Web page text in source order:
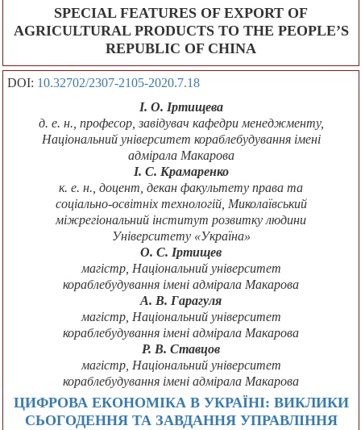
SPECIAL FEATURES OF EXPORT OF
AGRICULTURAL PRODUCTS TO THE PEOPLE’S
REPUBLIC OF CHINA
DOI: 10.32702/2307-2105-2020.7.18
І. О. Іртищева
д. е. н., професор, завідувач кафедри менеджменту,
Національний університет кораблебудування імені
адмірала Макарова
І. С. Крамаренко
к. е. н., доцент, декан факультету права та
соціально-освітніх технологій, Миколаївський
міжрегіональний інститут розвитку людини
Університету «Україна»
О. С. Іртищев
магістр, Національний університет
кораблебудування імені адмірала Макарова
А. В. Гарагуля
магістр, Національний університет
кораблебудування імені адмірала Макарова
Р. В. Ставцов
магістр, Національний університет
кораблебудування імені адмірала Макарова
ЦИФРОВА ЕКОНОМІКА В УКРАЇНІ: ВИКЛИКИ
СЬОГОДЕННЯ ТА ЗАВДАННЯ УПРАВЛІННЯ